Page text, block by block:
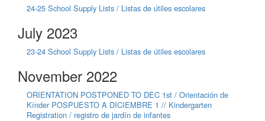
24-25 School Supply Lists / Listas de útiles escolares
July 2023
23-24 School Supply Lists / Listas de útiles escolares
November 2022
ORIENTATION POSTPONED TO DEC 1st / Orientación de
Kínder POSPUESTO A DICIEMBRE 1 // Kindergarten
Registration / registro de jardín de infantes